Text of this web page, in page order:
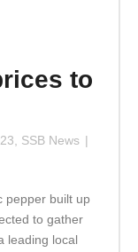
to
SSB News
pepper built up
to gather
leading local